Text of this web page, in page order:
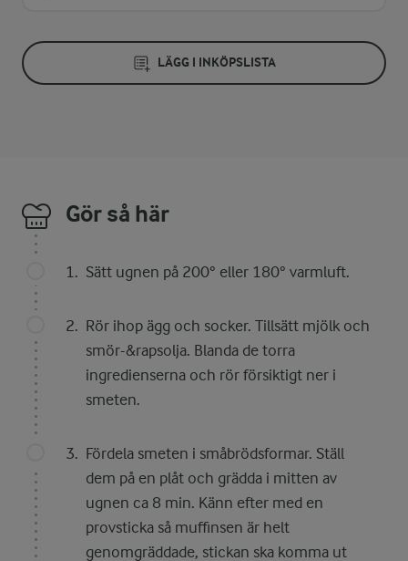
LÄGG I INKÖPSLISTA
Gör så här
Sätt ugnen på 200° eller 180° varmluft.
Rör ihop ägg och socker. Tillsätt mjölk och
smör-&rapsolja. Blanda de torra
ingredienserna och rör försiktigt ner i
smeten.
Fördela smeten i småbrödsformar. Ställ
dem på en plåt och grädda i mitten av
ugnen ca 8 min. Känn efter med en
provsticka så muffinsen är helt
genomgräddade, stickan ska komma ut